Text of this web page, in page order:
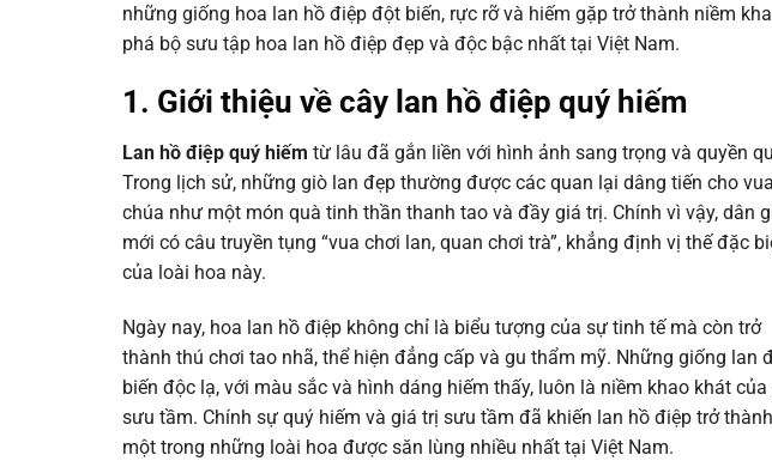
những giống hoa lan hồ điệp đột biến, rực rỡ và hiếm gặp trở thành niềm
phá bộ sưu tập hoa lan hồ điệp đẹp và độc bậc nhất tại Việt Nam.
1. Giới thiệu về cây lan hồ điệp quý hiếm
Lan hồ điệp quý hiếm từ lâu đã gắn liền với hình ảnh sang trọng và quyền
Trong lịch sử, những giò lan đẹp thường được các quan lại dâng tiến cho vua
chúa như một món quà tinh thần thanh tao và đầy giá trị. Chính vì vậy, dân
mới có câu truyền tụng “vua chơi lan, quan chơi trà”, khẳng định vị thế đặc
của loài hoa này.
Ngày nay, hoa lan hồ điệp không chỉ là biểu tượng của sự tinh tế mà còn trở
thành thú chơi tao nhã, thể hiện đẳng cấp và gu thẩm mỹ. Những giống lan
biến độc lạ, với màu sắc và hình dáng hiếm thấy, luôn là niềm khao khát của
sưu tầm. Chính sự quý hiếm và giá trị sưu tầm đã khiến lan hồ điệp trở thành
một trong những loài hoa được săn lùng nhiều nhất tại Việt Nam.